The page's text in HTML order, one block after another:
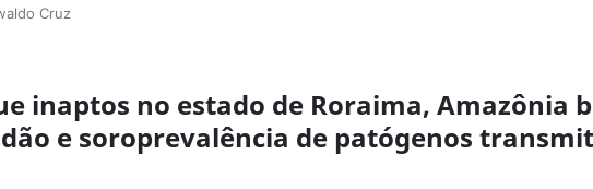
Cruz
inaptos no estado de Roraima, Amazônia
e soroprevalência de patógenos